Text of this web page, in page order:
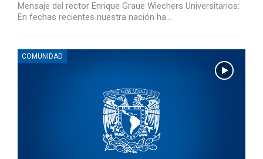
Mensaje del rector Enrique Graue Wiechers Universitarios:
En fechas recientes nuestra nación ha…
COMUNIDAD